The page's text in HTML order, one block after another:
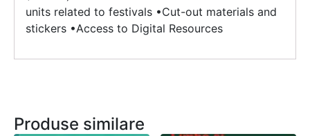
units related to festivals •Cut-out materials and
stickers •Access to Digital Resources
Produse similare